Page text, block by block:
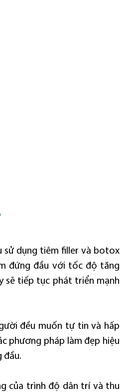
sử dụng tiêm filler và botox
đứng đầu với tốc độ tăng
sẽ tiếp tục phát triển mạnh
đều muốn tự tin và hấp
phương pháp làm đẹp hiệu
đầu.
của trình độ dân trí và thu